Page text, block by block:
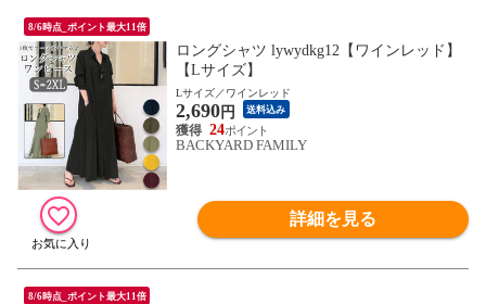
8/6時点_ポイント最大11倍
ロングシャツ lywydkg12【ワインレッド】
【Lサイズ】
Lサイズ／ワインレッド
2,690円 送料込み
24
BACKYARD FAMILY
詳細を見る
8/6時点_ポイント最大11倍